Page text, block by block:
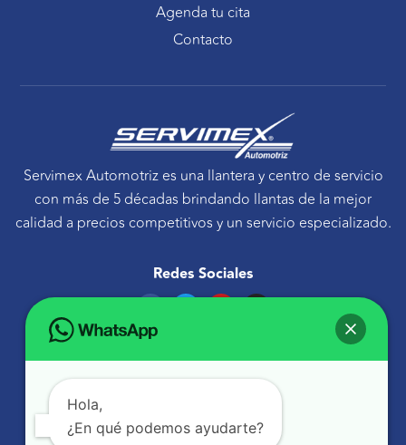
Agenda tu cita
Contacto
Servimex Automotriz es una llantera y centro de servicio
con más de 5 décadas brindando llantas de la mejor
calidad a precios competitivos y un servicio especializado.
Redes Sociales
F
c
e
o
o
T
e
r
Y
b
e
I
g
r
Avenida Tecnológico 30 Sur Querétaro, Qro.
atencionaclientes@servimexauto.mx
442 216 1855
Hola,
¿En qué podemos ayudarte?